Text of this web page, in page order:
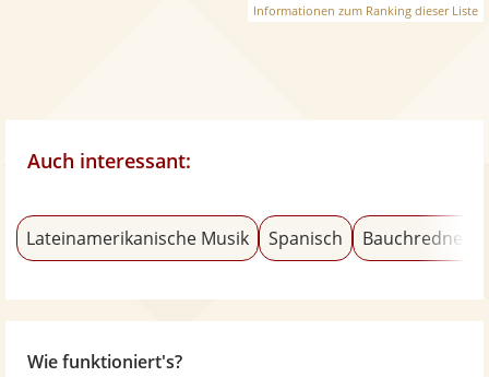
Informationen zum Ranking dieser Liste
Auch interessant:
Lateinamerikanische Musik Spanisch Bauchredner
Wie funktioniert's?